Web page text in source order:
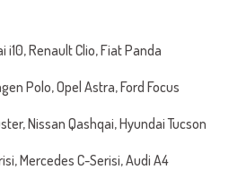
Renault Clio, Fiat Panda
Polo, Opel Astra, Ford Focus
Nissan Qashqai, Hyundai Tucson
Mercedes C-Serisi, Audi A4